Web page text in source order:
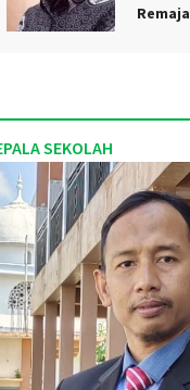
Remaja
SEKOLAH